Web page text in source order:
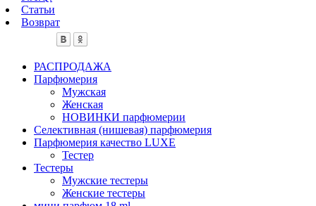
Статьи
Возврат
РАСПРОДАЖА
Парфюмерия
Мужская
Женская
НОВИНКИ парфюмерии
Селективная (нишевая) парфюмерия
Парфюмерия качество LUXE
Тестер
Тестеры
Мужские тестеры
Женские тестеры